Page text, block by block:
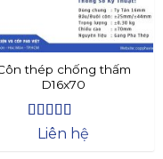
thép chống thấm
D16x70
Được xếp
5
Liên hệ